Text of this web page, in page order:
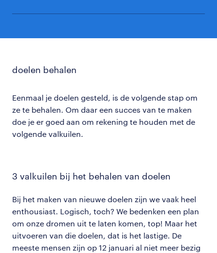
vandaag mijn maandelijkse uitgaven op een
besparen.
projectmanager door 3 dagen in de week mee
ik ga 2 avonden in de week studeren om mijn
van het jaar.
doelen behalen
Eenmaal je doelen gesteld, is de volgende stap om
ze te behalen. Om daar een succes van te maken
doe je er goed aan om rekening te houden met de
volgende valkuilen.
3 valkuilen bij het behalen van doelen
Bij het maken van nieuwe doelen zijn we vaak heel
enthousiast. Logisch, toch? We bedenken een plan
om onze dromen uit te laten komen, top! Maar het
uitvoeren van die doelen, dat is het lastige. De
meeste mensen zijn op 12 januari al niet meer bezig